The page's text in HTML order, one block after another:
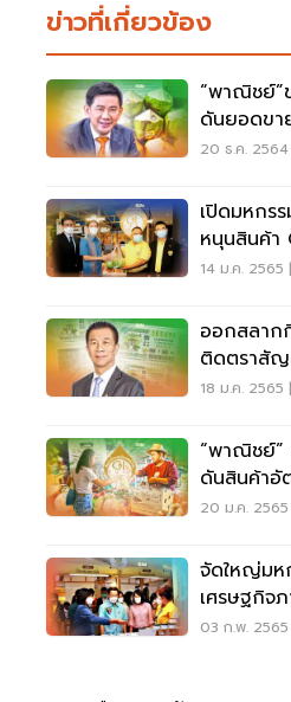
ข่าวที่เกี่ยวข้อง
“พาณิชย์”
ดันยอดข
20 ธ.ค.
เปิดมหกร
หนุนสินค้า
14 ม.ค. 2565
ออกสลาก
ติดตราสั
สิ่งแวดล้อม
18 ม.ค. 2565
“พาณิชย์”
ดันสินค้า
ทางการต
20 ม.ค.
จัดใหญ่มห
เศรษฐกิจ
03 ก.พ.